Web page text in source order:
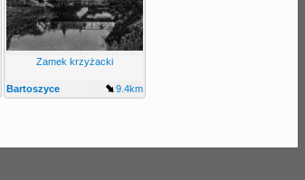
Zamek krzyżacki
Bartoszyce 9.4km